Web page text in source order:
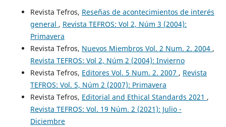
Revista Tefros, Reseñas de acontecimientos de interés
general , Revista TEFROS: Vol 2, Núm 3 (2004):
Primavera
Revista Tefros, Nuevos Miembros Vol. 2 Num. 2. 2004 ,
Revista TEFROS: Vol 2, Núm 2 (2004): Invierno
Revista Tefros, Editores Vol. 5 Num. 2. 2007 , Revista
TEFROS: Vol. 5, Núm 2 (2007): Primavera
Revista Tefros, Editorial and Ethical Standards 2021 ,
Revista TEFROS: Vol. 19 Núm. 2 (2021): Julio -
Diciembre